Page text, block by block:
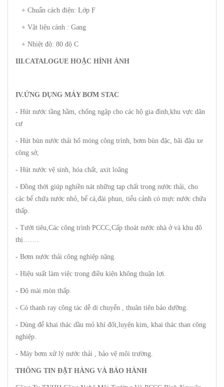
+ Chuẩn cách điện: Lớp F
+ Vật liệu cánh : Gang
+ Nhiệt độ: 80 độ C
III.CATALOGUE HOẶC HÌNH ẢNH
IV.ỨNG DỤNG MÁY BƠM STAC
- Hút nước tầng hầm, chống ngập cho các hộ gia đình,khu vực dân
cư
- Hút bùn nước thải hố móng công trình, bơm bùn đặc, bãi đậu xe
công sở,
- Hút nước vệ sinh, hóa chất, axit loãng
- Đồng thời giúp nghiền nát những tạp chất trong nước thải, cho
các bể chứa nước nhỏ, bể cá,đài phun, tiểu cảnh có mực nước chứa
thấp.
- Tưới tiêu,Các công trình PCCC,Cấp thoát nước nhà ở và khu đô
thị…….
- Bơm nước thải công nghiệp nặng.
- Hiệu suất làm việc trong điều kiện không thuận lợi.
- Độ mài mòn thấp.
- Có thanh ray công tác dễ di chuyển , thuân tiên bảo dưỡng.
- Dùng để khai thác dầu mỏ khí đốt,luyện kim, khai thác than công
nghiệp.
- Máy bơm xử lý nước thải , bảo vệ môi trường.
THÔNG TIN ĐẶT HÀNG VÀ BẢO HÀNH